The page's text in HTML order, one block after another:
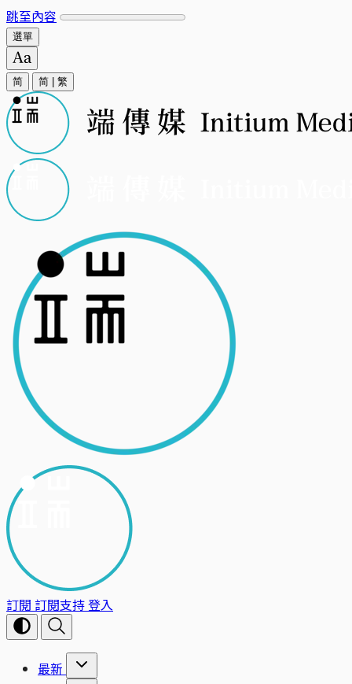
跳至內容
選單
简 简 繁
訂閱 訂閱支持登入
最新